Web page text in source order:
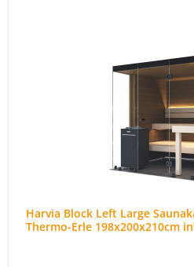
Harvia Block Left Large
Thermo-Erle 198x200x210cm